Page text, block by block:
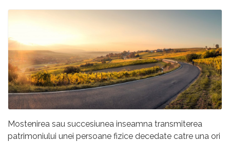
Mostenirea sau succesiunea inseamna transmiterea
patrimoniului unei persoane fizice decedate catre una ori